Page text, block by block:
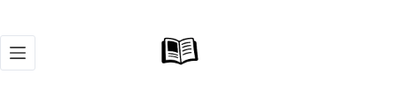
contenu